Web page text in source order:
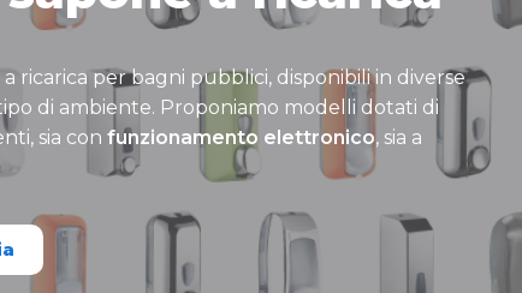
ricarica per bagni pubblici, disponibili in diverse
di ambiente. Proponiamo modelli dotati di
sia con funzionamento elettronico, sia a